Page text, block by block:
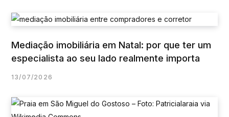
Mediação imobiliária em Natal: por que ter um
especialista ao seu lado realmente importa
13/07/2026